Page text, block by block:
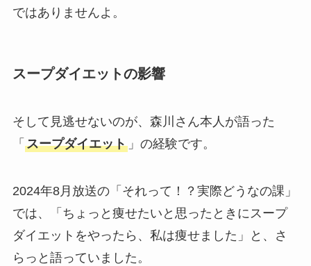
ではありませんよ。
スープダイエットの影響
そして見逃せないのが、森川さん本人が語った
「 スープダイエット」の経験です。
2024年8月放送の「それって！？実際どうなの課」
では、「ちょっと痩せたいと思ったときにスープ
ダイエットをやったら、私は痩せました」と、さ
らっと語っていました。